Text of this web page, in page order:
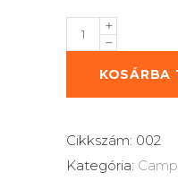
Safari
Bag
quantityKOSÁRBA
Cikkszám: 002
Kategória: